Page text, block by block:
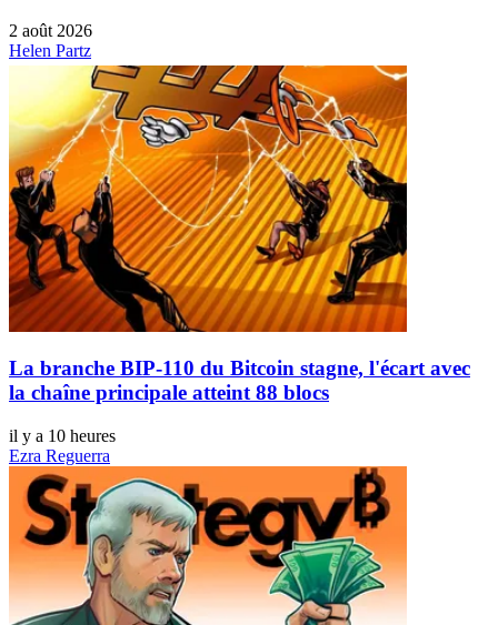
2 août 2026
Helen Partz
La branche BIP-110 du Bitcoin stagne, l'écart avec
la chaîne principale atteint 88 blocs
il y a 10 heures
Ezra Reguerra